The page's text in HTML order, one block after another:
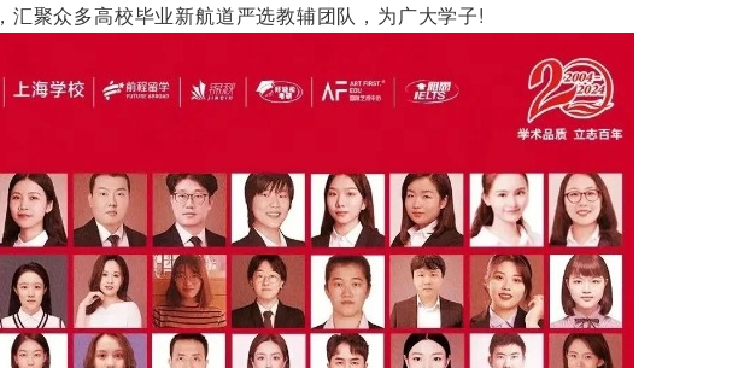
，汇聚众多高校毕业新航道严选教辅团队，为广大学子!